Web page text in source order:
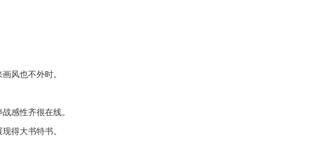
风也不外时。
感性齐很在线。
得大书特书。